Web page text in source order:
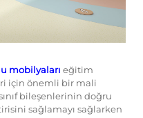
mobilyaları eğitim
için önemli bir mali
bileşenlerinin doğru
sağlamayı sağlarken